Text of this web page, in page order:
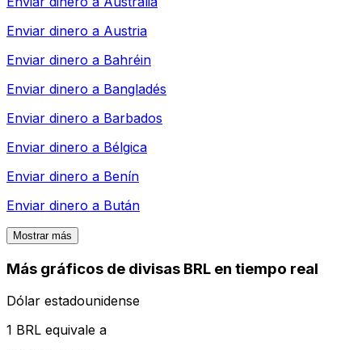
Enviar dinero a Austria
Enviar dinero a Bahréin
Enviar dinero a Bangladés
Enviar dinero a Barbados
Enviar dinero a Bélgica
Enviar dinero a Benín
Enviar dinero a Bután
Mostrar más
Más gráficos de divisas BRL en tiempo real
Dólar estadounidense
1 BRL equivale a